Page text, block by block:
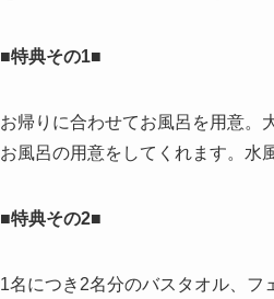
■特典その1■
お帰りに合わせてお風呂を用意。
お風呂の用意をしてくれます。水
■特典その2■
1名につき2名分のバスタオル、フ